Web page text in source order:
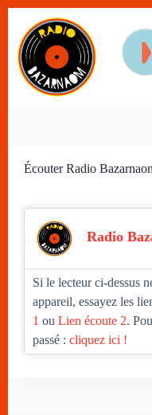
contenu
Écouter Radio
Radio
Si le lecteur ci-dessus
appareil, essayez les
1 ou Lien écoute 2.
passé : cliquez ici !